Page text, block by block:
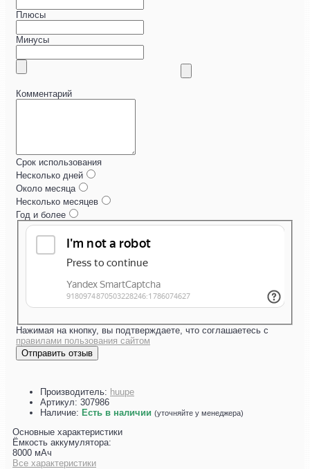
Плюсы
Минусы
Комментарий
Срок использования
Несколько дней
Около месяца
Несколько месяцев
Год и более
Нажимая на кнопку, вы подтверждаете, что соглашаетесь с
правилами пользования сайтом
Отправить отзыв
Производитель: huupe
Артикул: 307986
Наличие: Есть в наличии (уточняйте у менеджера)
Основные характеристики
Ёмкость аккумулятора:
8000 мАч
Все характеристики